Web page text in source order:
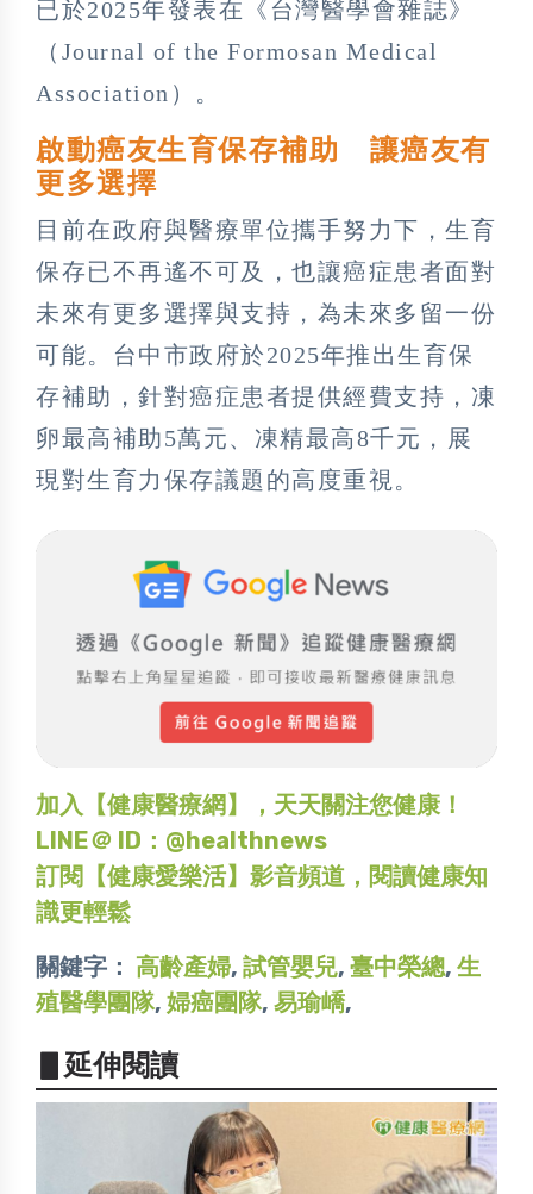
已於2025年發表在《台灣醫學會雜誌》
（Journal of the Formosan Medical
Association）。
啟動癌友生育保存補助 讓癌友有
更多選擇
目前在政府與醫療單位攜手努力下，生育
保存已不再遙不可及，也讓癌症患者面對
未來有更多選擇與支持，為未來多留一份
可能。台中市政府於2025年推出生育保
存補助，針對癌症患者提供經費支持，凍
卵最高補助5萬元、凍精最高8千元，展
現對生育力保存議題的高度重視。
加入【健康醫療網】，天天關注您健康！
LINE＠ ID：@healthnews
訂閱【健康愛樂活】影音頻道，閱讀健康知
識更輕鬆
關鍵字： 高齡產婦, 試管嬰兒, 臺中榮總, 生
殖醫學團隊, 婦癌團隊, 易瑜嶠,
▋延伸閱讀